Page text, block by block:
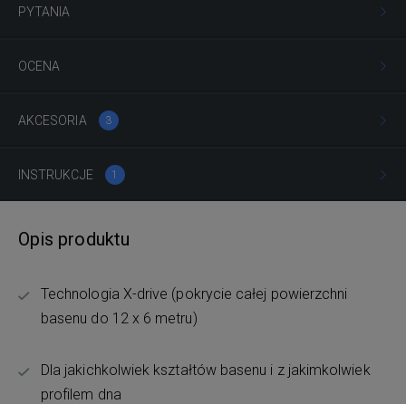
PYTANIA
OCENA
AKCESORIA 3
INSTRUKCJE 1
Opis produktu
Technologia X-drive (pokrycie całej powierzchni
basenu do 12 x 6 metru)
Dla jakichkolwiek kształtów basenu i z jakimkolwiek
profilem dna